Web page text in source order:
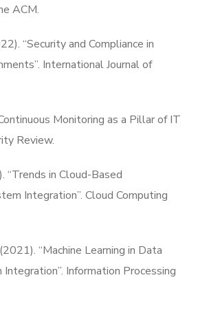
ACM.
“Security and Compliance in
International Journal of
Monitoring as a Pillar of IT
Review.
“Trends in Cloud-Based
Integration”. Cloud Computing
“Machine Learning in Data
Information Processing